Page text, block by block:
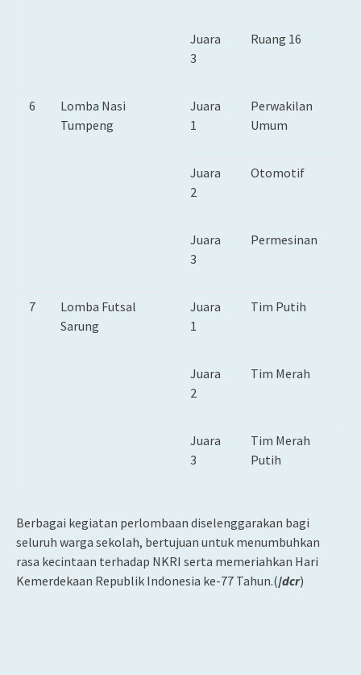
Juara
3
Ruang 16
6
Lomba Nasi
Tumpeng
Juara
1
Perwakilan
Umum
Juara
2
Otomotif
Juara
3
Permesinan
7
Lomba Futsal
Sarung
Juara
1
Tim Putih
Juara
2
Tim Merah
Juara
3
Tim Merah
Putih
Berbagai kegiatan perlombaan diselenggarakan bagi
seluruh warga sekolah, bertujuan untuk menumbuhkan
rasa kecintaan terhadap NKRI serta memeriahkan Hari
Kemerdekaan Republik Indonesia ke-77 Tahun.(/dcr)